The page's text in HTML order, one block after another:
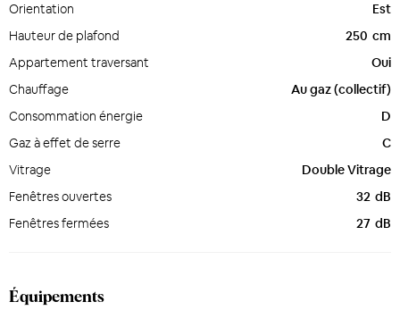
Orientation
Est
Hauteur de plafond
250 cm
Appartement traversant
Oui
Chauffage
Au gaz (collectif)
Consommation énergie
D
Gaz à effet de serre
C
Vitrage
Double Vitrage
Fenêtres ouvertes
32 dB
Fenêtres fermées
27 dB
Équipements